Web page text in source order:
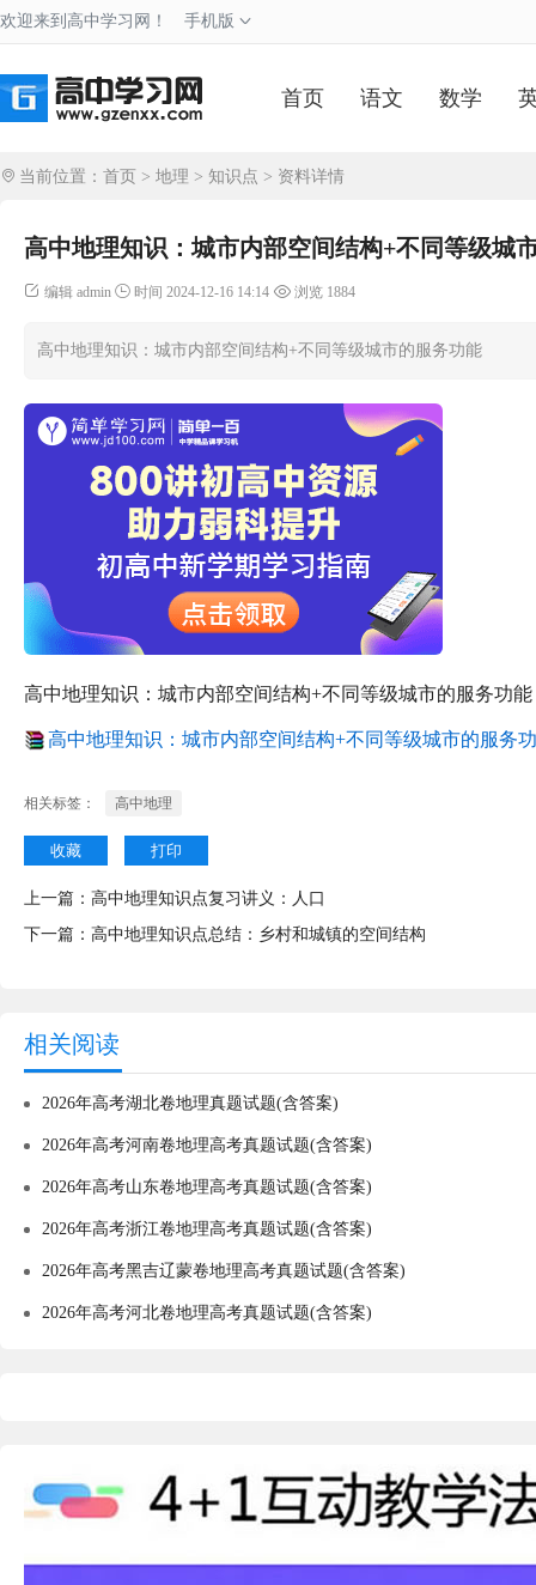
欢迎来到高中学习网！ 手机版
首页 语文 数学
当前位置： 首页 > 地理 > 知识点 > 资料详情
高中地理知识：城市内部空间结构+不同等级城
编辑 admin 时间 2024-12-16 14:14 浏览 1884
高中地理知识：城市内部空间结构+不同等级城市的服务功能
高中地理知识：城市内部空间结构+不同等级城市的服务功能
高中地理知识：城市内部空间结构+不同等级城市的服务
相关标签： 高中地理
收藏 打印
上一篇： 高中地理知识点复习讲义：人口
下一篇： 高中地理知识点总结：乡村和城镇的空间结构
相关阅读
2026年高考湖北卷地理真题试题(含答案)
2026年高考河南卷地理高考真题试题(含答案)
2026年高考山东卷地理高考真题试题(含答案)
2026年高考浙江卷地理高考真题试题(含答案)
2026年高考黑吉辽蒙卷地理高考真题试题(含答案)
2026年高考河北卷地理高考真题试题(含答案)